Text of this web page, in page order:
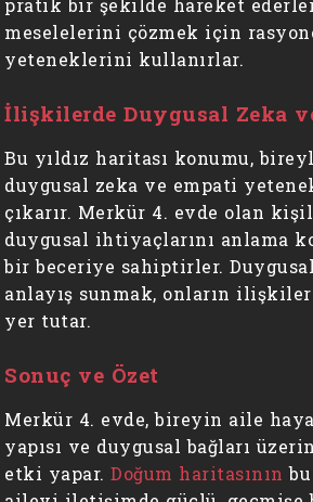
pratik bir şekilde hareket
meselelerini çözmek için
yeteneklerini kullanırlar.
İlişkilerde Duygusal Zeka
Bu yıldız haritası konumu,
duygusal zeka ve empati
çıkarır. Merkür 4. evde olan
duygusal ihtiyaçlarını anlama
bir beceriye sahiptirler.
anlayış sunmak, onların
yer tutar.
Sonuç ve Özet
Merkür 4. evde, bireyin aile
yapısı ve duygusal bağları
etki yapar.Doğum haritasının